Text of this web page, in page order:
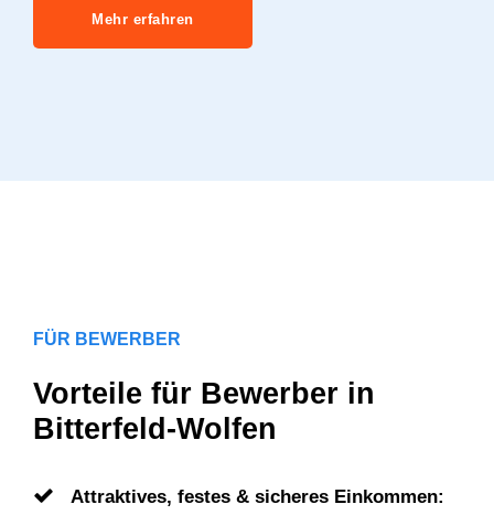
Mehr erfahren
FÜR BEWERBER
Vorteile für Bewerber in
Bitterfeld-Wolfen
Attraktives, festes & sicheres Einkommen: